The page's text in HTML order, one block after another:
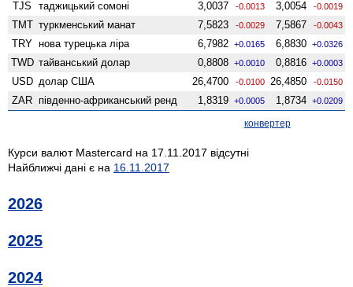
TJS таджицький сомоні 3,0037 -0.0013 3,0054 -0.0019
TMT туркменський манат 7,5823 -0.0029 7,5867 -0.0043
TRY нова турецька ліра 6,7982 +0.0165 6,8830 +0.0326
TWD тайванський долар 0,8808 +0.0010 0,8816 +0.0003
USD долар США 26,4700 -0.0100 26,4850 -0.0150
ZAR південно-африканський ренд 1,8319 +0.0005 1,8734 +0.0209
конвертер
Курси валют Mastercard на 17.11.2017 відсутні
Найближчі дані є на 16.11.2017
2026
2025
2024